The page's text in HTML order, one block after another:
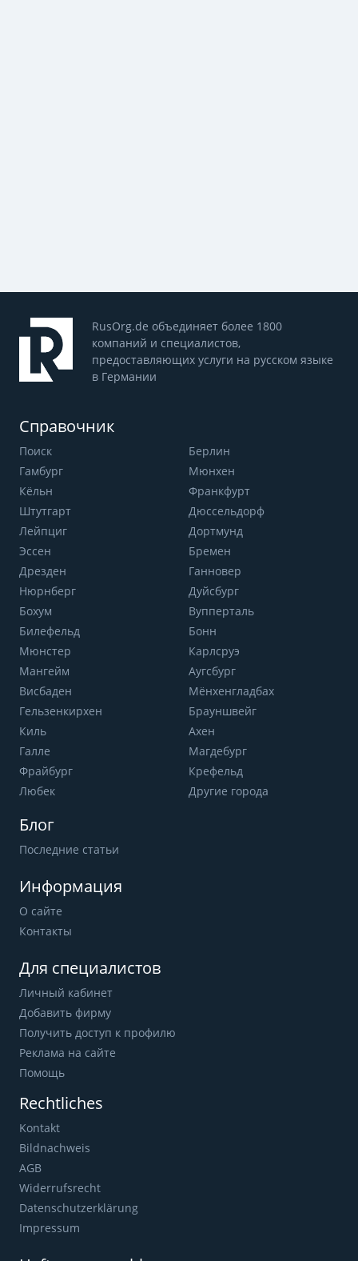
RusOrg.de объединяет более 1800
компаний и специалистов,
предоставляющих услуги на русском языке
в Германии
Справочник
Поиск
Берлин
Гамбург
Мюнхен
Кёльн
Франкфурт
Штутгарт
Дюссельдорф
Лейпциг
Дортмунд
Эссен
Бремен
Дрезден
Ганновер
Нюрнберг
Дуйсбург
Бохум
Вупперталь
Билефельд
Бонн
Мюнстер
Карлсруэ
Мангейм
Аугсбург
Висбаден
Мёнхенгладбах
Гельзенкирхен
Брауншвейг
Киль
Ахен
Галле
Магдебург
Фрайбург
Крефельд
Любек
Другие города
Блог
Последние статьи
Информация
О сайте
Контакты
Для специалистов
Личный кабинет
Добавить фирму
Получить доступ к профилю
Реклама на сайте
Помощь
Rechtliches
Kontakt
Bildnachweis
AGB
Widerrufsrecht
Datenschutzerklärung
Impressum